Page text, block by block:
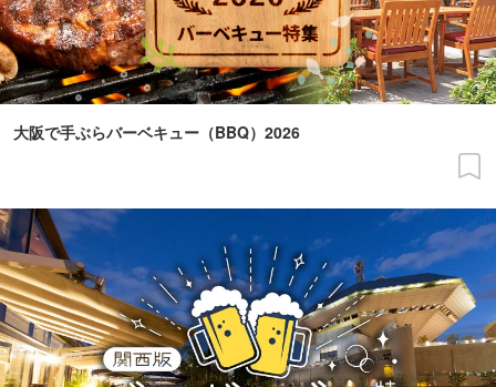
大阪で手ぶらバーベキュー（BBQ）2026